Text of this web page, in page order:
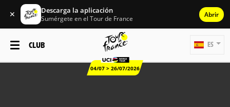
✕ Descarga la aplicación
Sumérgete en el Tour de France Abrir
CLUB
04/07 > 26/07/2026
ES